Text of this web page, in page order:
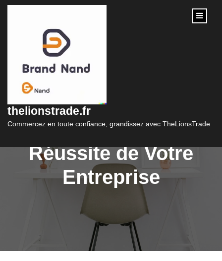
content
thelionstrade.fr
Commercez en toute confiance, grandissez avec TheLionsTrade
Optimiser la Synergie
Entre Marketing et
Management pour la
Réussite de Votre
Entreprise